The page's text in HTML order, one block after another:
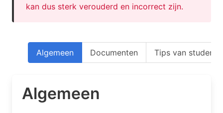
kan dus sterk verouderd en incorrect zijn.
Algemeen Documenten Tips van
Algemeen